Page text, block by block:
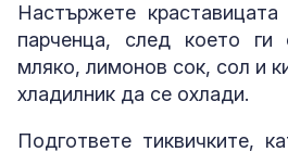
Настържете
парченца, след което ги
мляко, лимонов сок, сол и
хладилник да се охлади.
Подгответе тиквичките,